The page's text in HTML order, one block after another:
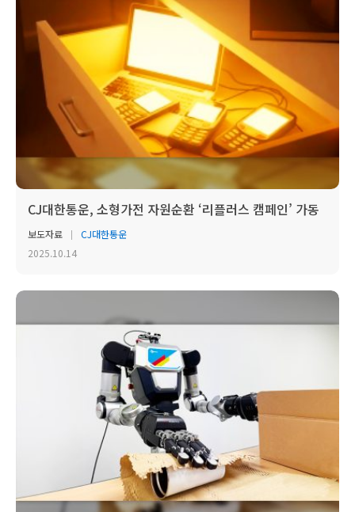
CJ대한통운, 소형가전 자원순환 ‘리플러스 캠페인’ 가동
보도자료
CJ대한통운
2025.10.14